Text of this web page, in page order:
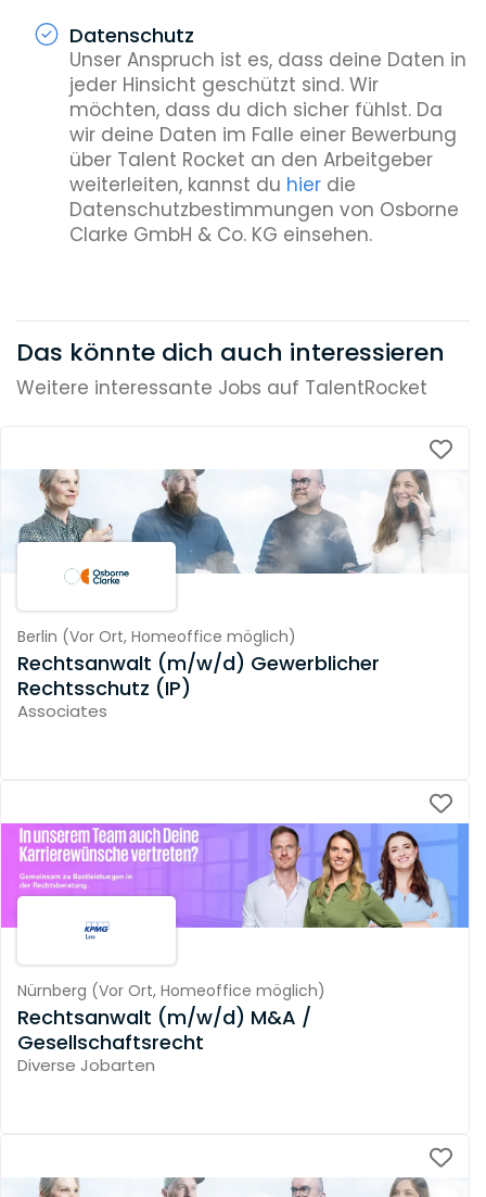
Datenschutz
Unser Anspruch ist es, dass deine Daten in
jeder Hinsicht geschützt sind. Wir
möchten, dass du dich sicher fühlst. Da
wir deine Daten im Falle einer Bewerbung
über Talent Rocket an den Arbeitgeber
weiterleiten, kannst du hierdie
Datenschutzbestimmungen von Osborne
Clarke GmbH & Co. KG einsehen.
Das könnte dich auch interessieren
Weitere interessante Jobs auf TalentRocket
Berlin (Vor Ort, Homeoffice möglich)
Rechtsanwalt (m/w/d) Gewerblicher
Rechtsschutz (IP)
Associates
Nürnberg (Vor Ort, Homeoffice möglich)
Rechtsanwalt (m/w/d) M&A /
Gesellschaftsrecht
Diverse Jobarten